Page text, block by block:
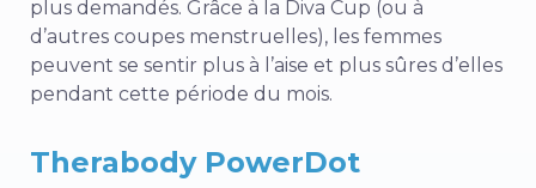
plus demandés. Grâce à la Diva Cup (ou à
d’autres coupes menstruelles), les femmes
peuvent se sentir plus à l’aise et plus sûres d’elles
pendant cette période du mois.
Therabody PowerDot